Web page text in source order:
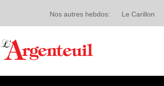
Nos autres hebdos: Le Carillon